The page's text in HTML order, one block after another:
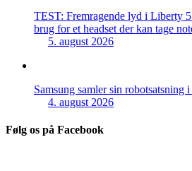
TEST: Fremragende lyd i Liberty
brug for et headset der kan tage
5. august 2026
Samsung samler sin robotsatsning
4. august 2026
Følg os på Facebook